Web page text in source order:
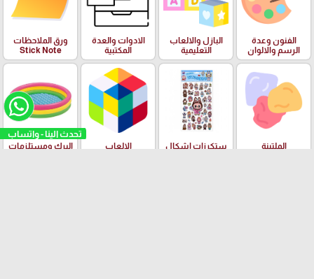
تحدث الينا - واتساب
الفنون وعدة
الرسم والالوان
البازل والالعاب
التعليمية
الادوات والعدة
المكتبية
ورق الملاحظات
Stick Note
الملتينة
ستكرزات اشكال
الالعاب
البرك ومستلزمات